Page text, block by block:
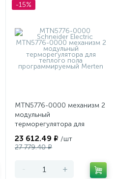
-15%
MTN5776-0000 механизм 2
модульный
терморегулятора для
программируемый Merten
23 612.49 ₽ /шт
27 779.40 ₽
- +